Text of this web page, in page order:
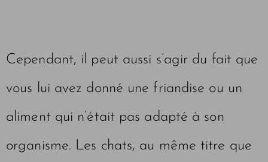
Cependant, il peut aussi s’agir du fait que
vous lui avez donné une friandise ou un
aliment qui n’était pas adapté à son
organisme. Les chats, au même titre que